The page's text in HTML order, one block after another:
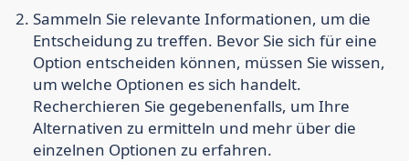
Sammeln Sie relevante Informationen, um die
Entscheidung zu treffen. Bevor Sie sich für eine
Option entscheiden können, müssen Sie wissen,
um welche Optionen es sich handelt.
Recherchieren Sie gegebenenfalls, um Ihre
Alternativen zu ermitteln und mehr über die
einzelnen Optionen zu erfahren.